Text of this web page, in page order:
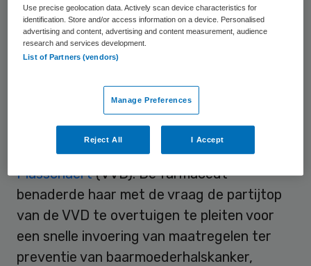
het echter verboden om reclame te maken
voor vaccins die alleen op recept te
verkrijgen zijn.
Europarlement
Ook zou Sanofi contact hebben gezocht
met EuroparlementariërJeanine Hennis-
Plasschaert(VVD). De farmaceut
benaderde haar met de vraag de partijtop
van de VVD te overtuigen te pleiten voor
een snelle invoering van maatregelen ter
preventie van baarmoederhalskanker,
Use precise geolocation data. Actively scan device characteristics for
identification. Store and/or access information on a device. Personalised
advertising and content, advertising and content measurement, audience
research and services development.
List of Partners (vendors)
Manage Preferences
Reject All I Accept